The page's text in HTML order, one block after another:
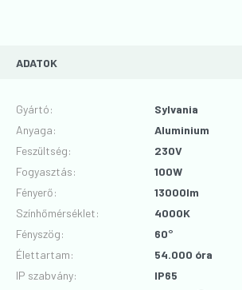
ADATOK
Gyártó:
Sylvania
Anyaga:
Aluminium
Feszültség:
230V
Fogyasztás:
100W
Fényerő:
13000lm
Színhőmérséklet:
4000K
Fényszög:
60°
Élettartam:
54.000 óra
IP szabvány:
IP65